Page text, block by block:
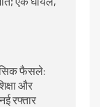
फैसले:
और
रफ्तार